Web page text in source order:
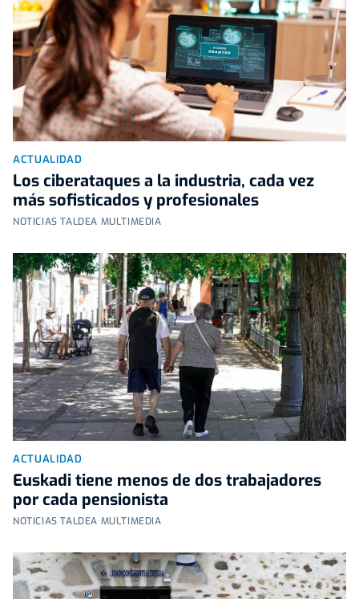
ACTUALIDAD
Los ciberataques a la industria, cada vez
más sofisticados y profesionales
NOTICIAS TALDEA MULTIMEDIA
ACTUALIDAD
Euskadi tiene menos de dos trabajadores
por cada pensionista
NOTICIAS TALDEA MULTIMEDIA